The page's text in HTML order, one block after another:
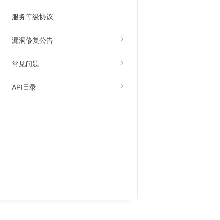
服务等级协议
漏洞修复公告
常见问题
API目录